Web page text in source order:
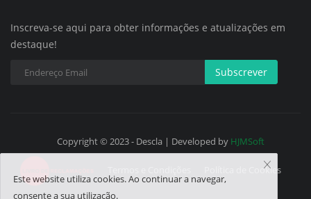
Inscreva-se aqui para obter informações e atualizações em
destaque!
Subscrever
Copyright © 2023 - Descla | Developed by HJMSoft
Política de Cookies
Este website utiliza cookies. Ao continuar a navegar,
consente a sua utilização.